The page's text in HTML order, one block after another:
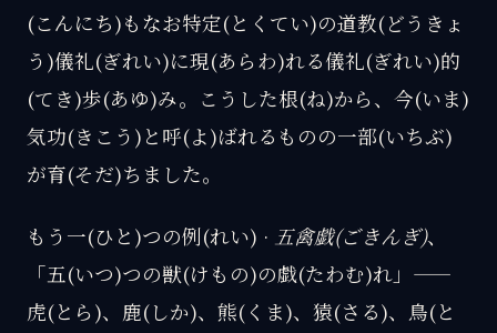
(こんにち)もなお特定(とくてい)の道教(どうきょ
う)儀礼(ぎれい)に現(あらわ)れる儀礼(ぎれい)的
(てき)歩(あゆ)み。こうした根(ね)から、今(いま)
気功(きこう)と呼(よ)ばれるものの一部(いちぶ)
が育(そだ)ちました。
もう一(ひと)つの例(れい) · 五禽戯(ごきんぎ)、
「五(いつ)つの獣(けもの)の戯(たわむ)れ」——
虎(とら)、鹿(しか)、熊(くま)、猿(さる)、鳥(と